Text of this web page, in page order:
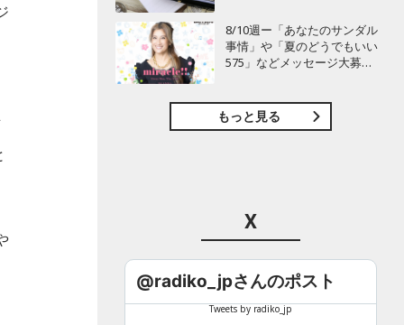
8/10週ー「あなたのサンダル
事情」や「夏のどうでもいい
575」などメッセージ大募
もっと見る
X
@radiko_jpさんのポスト
Tweets by radiko_jp